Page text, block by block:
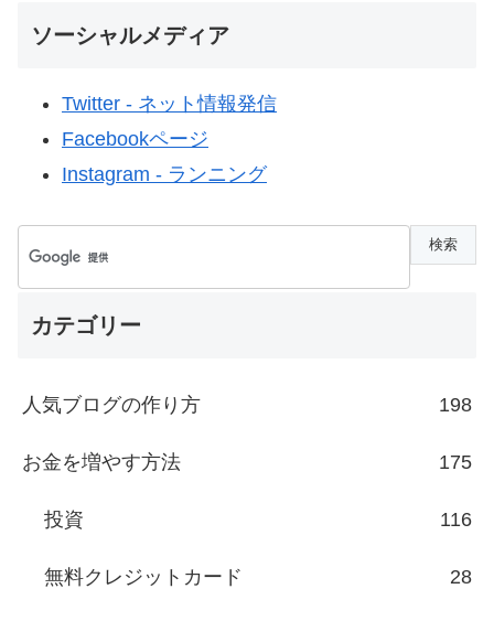
ソーシャルメディア
Twitter - ネット情報発信
Facebookページ
Instagram - ランニング
カテゴリー
人気ブログの作り方 198
お金を増やす方法 175
投資 116
無料クレジットカード 28